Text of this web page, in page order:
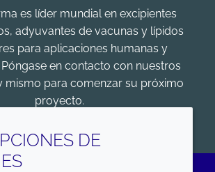
es líder mundial en excipientes
adyuvantes de vacunas y lípidos
para aplicaciones humanas y
en contacto con nuestros
mismo para comenzar su próximo
proyecto.
DE